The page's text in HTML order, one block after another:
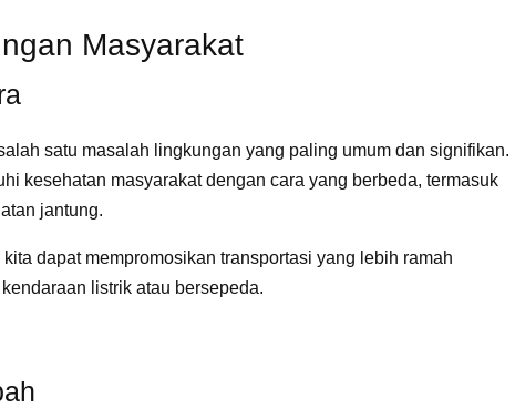
Masyarakat
satu masalah lingkungan yang paling umum dan signifikan.
kesehatan masyarakat dengan cara yang berbeda, termasuk
jantung.
dapat mempromosikan transportasi yang lebih ramah
listrik atau bersepeda.